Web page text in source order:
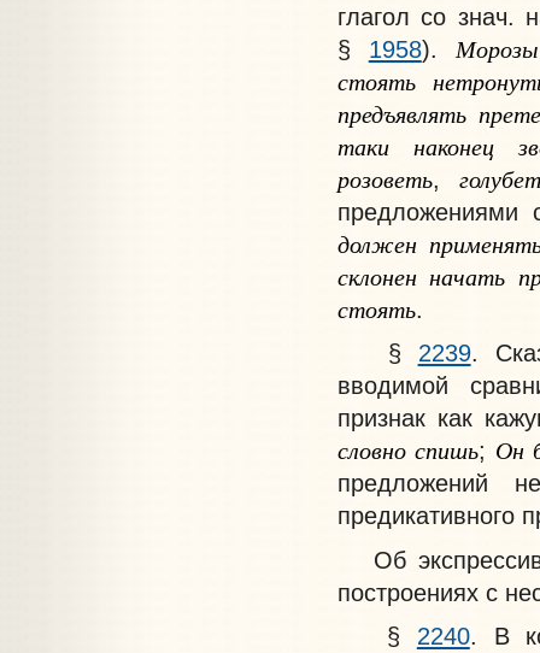
глагол со знач.
§ 1958). Морозы
стоять
предъявлять
таки
наконец
розоветь,
должен
склонен начать
стоять.
§ 2239.
вводимой
признак как
словно спишь; Он
предложений
предикативного
Об
построениях с
§ 2240. В